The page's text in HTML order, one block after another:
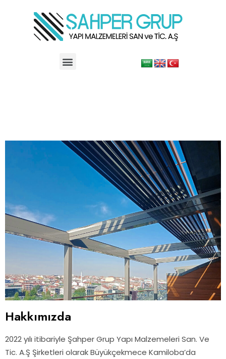
Hakkımızda
2022 yılı itibariyle Şahper Grup Yapı Malzemeleri San. Ve
Tic. A.Ş Şirketleri olarak Büyükçekmece Kamiloba’da